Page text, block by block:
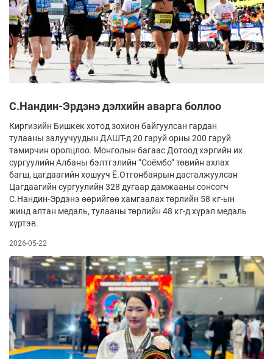
С.Нандин-Эрдэнэ дэлхийн аварга боллоо
Киргизийн Бишкек хотод зохион байгуулсан гардан
тулааны залуучуудын ДАШТ-д 20 гаруй орны 200 гаруй
тамирчин оролцлоо. Монголын багаас Дотоод хэргийн их
сургуулийн Албаны бэлтгэлийн “Соёмбо” төвийн ахлах
багш, цагдаагийн хошууч Ё.Отгонбаярын дасгалжуулсан
Цагдаагийн сургуулийн 328 дугаар дамжааны сонсогч
С.Нандин-Эрдэнэ өөрийгөө хамгаалах төрлийн 58 кг-ын
жинд алтан медаль, тулааны төрлийн 48 кг-д хүрэл медаль
хүртэв.
2026-05-22